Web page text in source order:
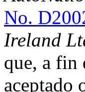
No.
Ireland
que, a fin
aceptado